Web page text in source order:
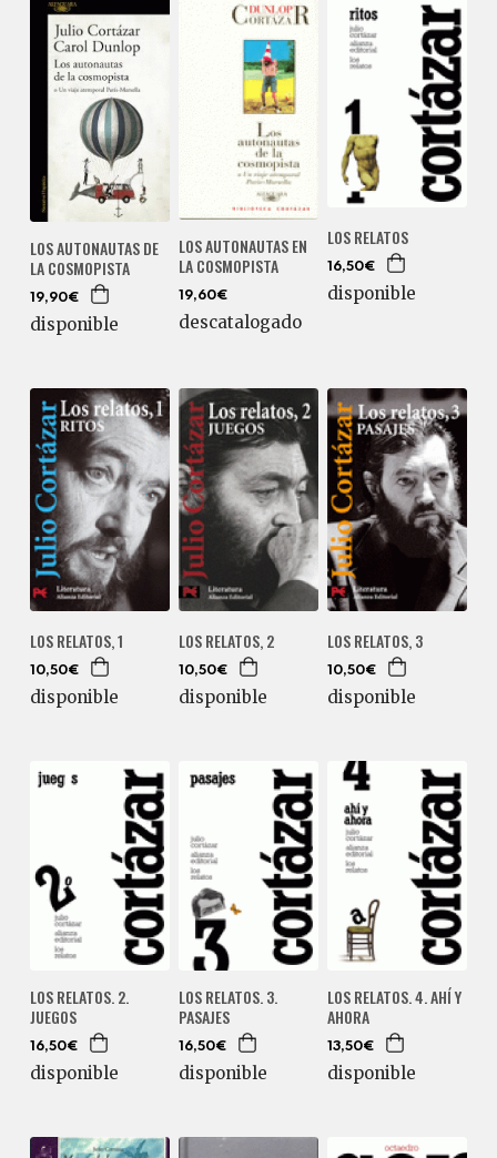
LOS AUTONAUTAS DE
LA COSMOPISTA
19,90€
disponible
LOS AUTONAUTAS EN
LA COSMOPISTA
19,60€
descatalogado
LOS RELATOS
16,50€
disponible
LOS RELATOS, 1
10,50€
disponible
LOS RELATOS, 2
10,50€
disponible
LOS RELATOS, 3
10,50€
disponible
LOS RELATOS. 2.
JUEGOS
16,50€
disponible
LOS RELATOS. 3.
PASAJES
16,50€
disponible
LOS RELATOS. 4. AHÍ Y
AHORA
13,50€
disponible